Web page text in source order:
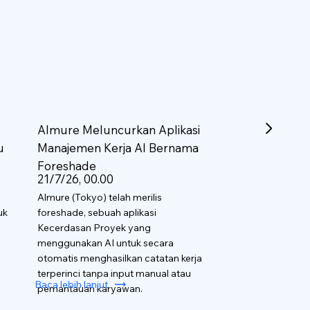
Almure Meluncurkan Aplikasi
Manajemen Kerja AI Bernama
Foreshade
21/7/26, 00.00
Almure (Tokyo) telah merilis
foreshade, sebuah aplikasi
Kecerdasan Proyek yang
menggunakan AI untuk secara
otomatis menghasilkan catatan kerja
terperinci tanpa input manual atau
pemantauan karyawan.
Baca lebih lanjut